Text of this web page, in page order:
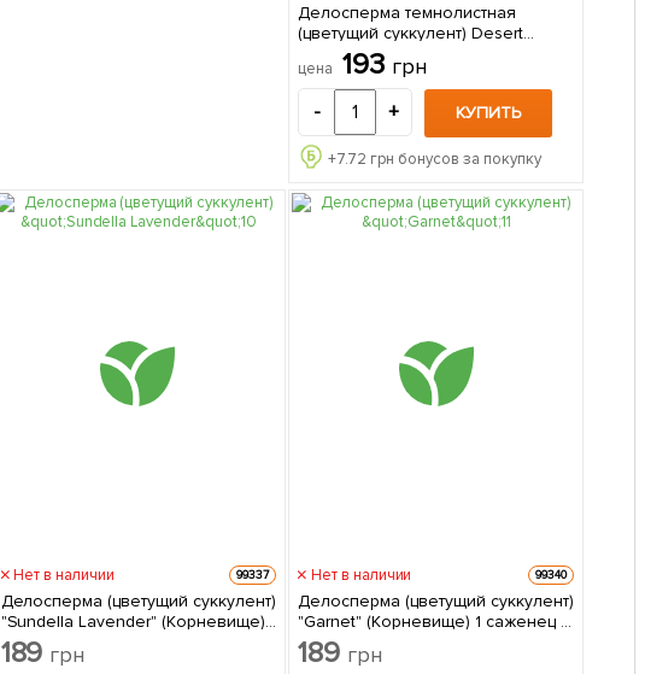
Делосперма темнолистная
(цветущий суккулент) Desert
Dancers "Purple" (Корневище) 1
саженец в упаковке
цена 193 грн
- + КУПИТЬ
+7.72 грн бонусов за покупку
Нет в наличии 99337
Делосперма (цветущий суккулент)
"Sundella Lavender" (Корневище) 1
саженец в упаковке
189 грн
Нет в наличии 99340
Делосперма (цветущий суккулент)
"Garnet" (Корневище) 1 саженец в
упаковке
189 грн